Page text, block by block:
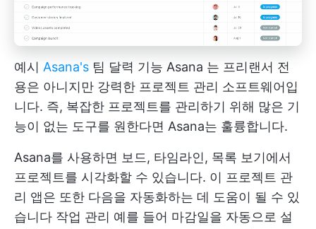
예시 Asana's 팀 달력 기능 Asana 는 프리랜서 전
용은 아니지만 강력한 프로젝트 관리 소프트웨어입
니다. 즉, 복잡한 프로젝트를 관리하기 위해 많은 기
능이 없는 도구를 원한다면 Asana는 훌륭합니다.
Asana를 사용하면 보드, 타임라인, 목록 보기에서
프로젝트를 시각화할 수 있습니다. 이 프로젝트 관
리 앱은 또한 다음을 자동화하는 데 도움이 될 수 있
습니다 작업 관리 예를 들어 마감일을 자동으로 설